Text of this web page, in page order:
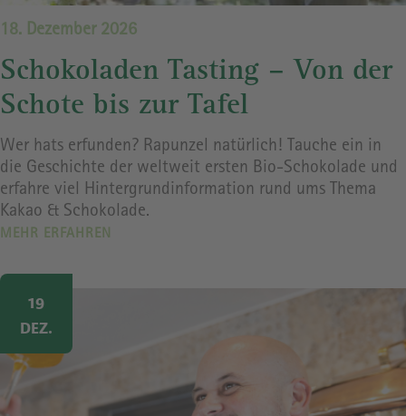
18. Dezember 2026
Schokoladen Tasting – Von der
Schote bis zur Tafel
Wer hats erfunden? Rapunzel natürlich! Tauche ein in
die Geschichte der weltweit ersten Bio-Schokolade und
erfahre viel Hintergrundinformation rund ums Thema
Kakao & Schokolade.
MEHR ERFAHREN
Image
19
DEZ.